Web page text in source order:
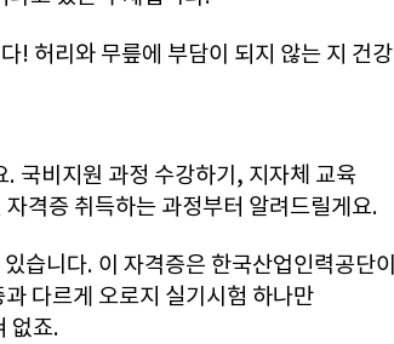
! 허리와 무릎에 부담이 되지 않는 지 건강
국비지원 과정 수강하기, 지자체 교육
격증 취득하는 과정부터 알려드릴게요.
습니다. 이 자격증은 한국산업인력공단이
다르게 오로지 실기시험 하나만
없죠.